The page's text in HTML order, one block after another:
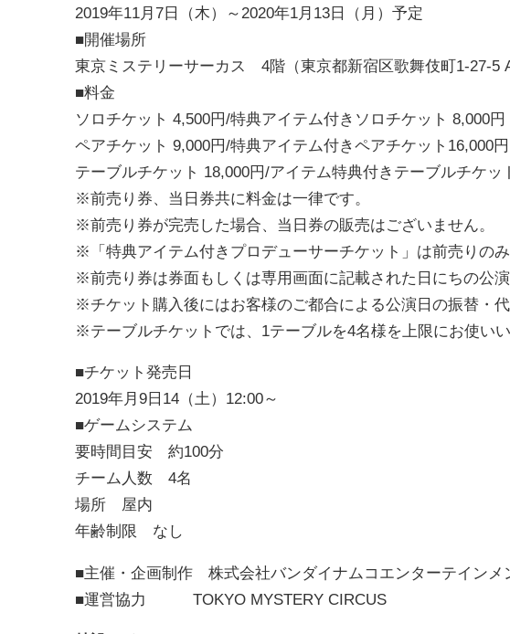
2019年11月7日（木）～2020年1月13日（月）予定
■開催場所
東京ミステリーサーカス 4階（東京都新宿区歌舞伎町1-27-5
■料金
ソロチケット 4,500円/特典アイテム付きソロチケット 8,000円
ペアチケット 9,000円/特典アイテム付きペアチケット16,000円
テーブルチケット 18,000円/アイテム特典付きテーブルチケッ
※前売り券、当日券共に料金は一律です。
※前売り券が完売した場合、当日券の販売はございません。
※「特典アイテム付きプロデューサーチケット」は前売りのみ
※前売り券は券面もしくは専用画面に記載された日にちの公演
※チケット購入後にはお客様のご都合による公演日の振替・
※テーブルチケットでは、1テーブルを4名様を上限にお使いい
■チケット発売日
2019年月9日14（土）12:00～
■ゲームシステム
要時間目安 約100分
チーム人数 4名
場所 屋内
年齢制限 なし
■主催・企画制作 株式会社バンダイナムコエンターテインメ
■運営協力 TOKYO MYSTERY CIRCUS